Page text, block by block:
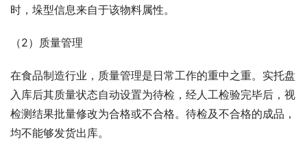
时，垛型信息来自于该物料属性。
（2）质量管理
在食品制造行业，质量管理是日常工作的重中之重。实托盘
入库后其质量状态自动设置为待检，经人工检验完毕后，视
检测结果批量修改为合格或不合格。待检及不合格的成品，
均不能够发货出库。